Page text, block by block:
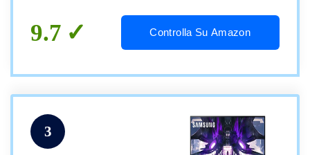
9.7 Controlla Su Amazon
3